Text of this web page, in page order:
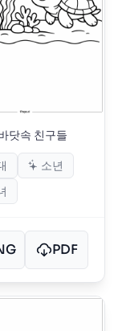
닷속 친구들
소년
PDF